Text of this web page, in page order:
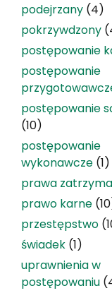
podejrzany (4)
pokrzywdzony
postępowanie
postępowanie
postępowanie
(10)
postępowanie
wykonawcze (1)
prawa
prawo karne
przestępstwo
świadek (1)
uprawnienia w
postępowaniu